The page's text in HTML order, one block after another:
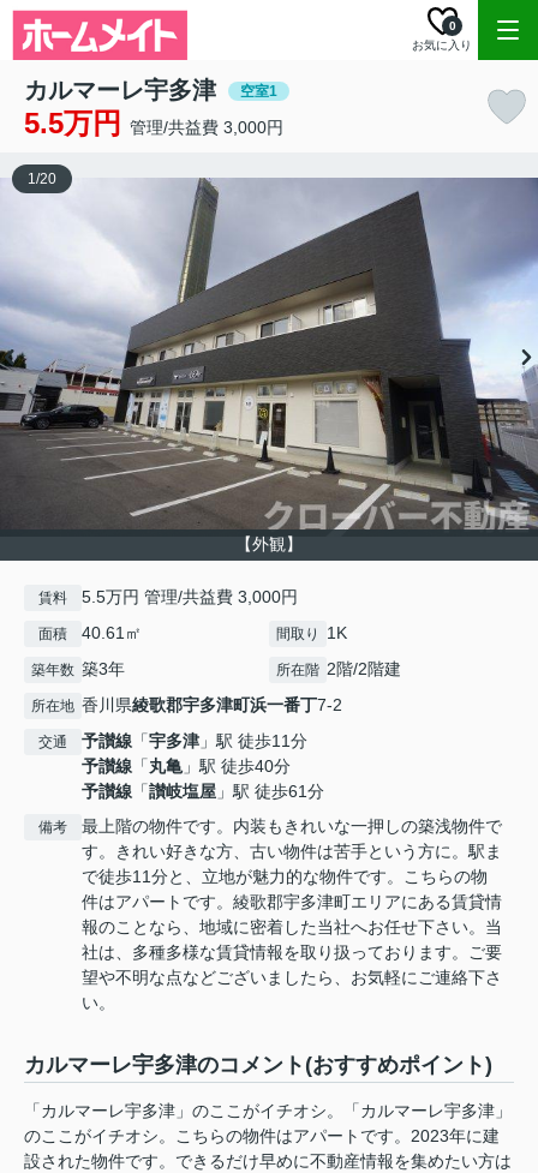
お気に入り
0
カルマーレ宇多津 空室1
5.5万円 管理/共益費 3,000円
【外観】
1/20
賃料 5.5万円 管理/共益費 3,000円
面積 40.61㎡ 間取り 1K
築年数 築3年 所在階 2階/2階建
所在地 香川県綾歌郡宇多津町浜一番丁7-2
交通 予讃線 「宇多津 」駅 徒歩11分
予讃線 「丸亀」駅 徒歩40分
予讃線 「讃岐塩屋 」駅 徒歩61分
備考
最上階の物件です。内装もきれいな一押しの築浅物件で
す。きれい好きな方、古い物件は苦手という方に。駅ま
で徒歩11分と、立地が魅力的な物件です。こちらの物
件はアパートです。綾歌郡宇多津町エリアにある賃貸情
報のことなら、地域に密着した当社へお任せ下さい。当
社は、多種多様な賃貸情報を取り扱っております。ご要
望や不明な点などございましたら、お気軽にご連絡下さ
い。
カルマーレ宇多津のコメント(おすすめポイント)
「カルマーレ宇多津」のここがイチオシ。「カルマーレ宇多津」
のここがイチオシ。こちらの物件はアパートです。2023年に建
設された物件です。できるだけ早めに不動産情報を集めたい方は